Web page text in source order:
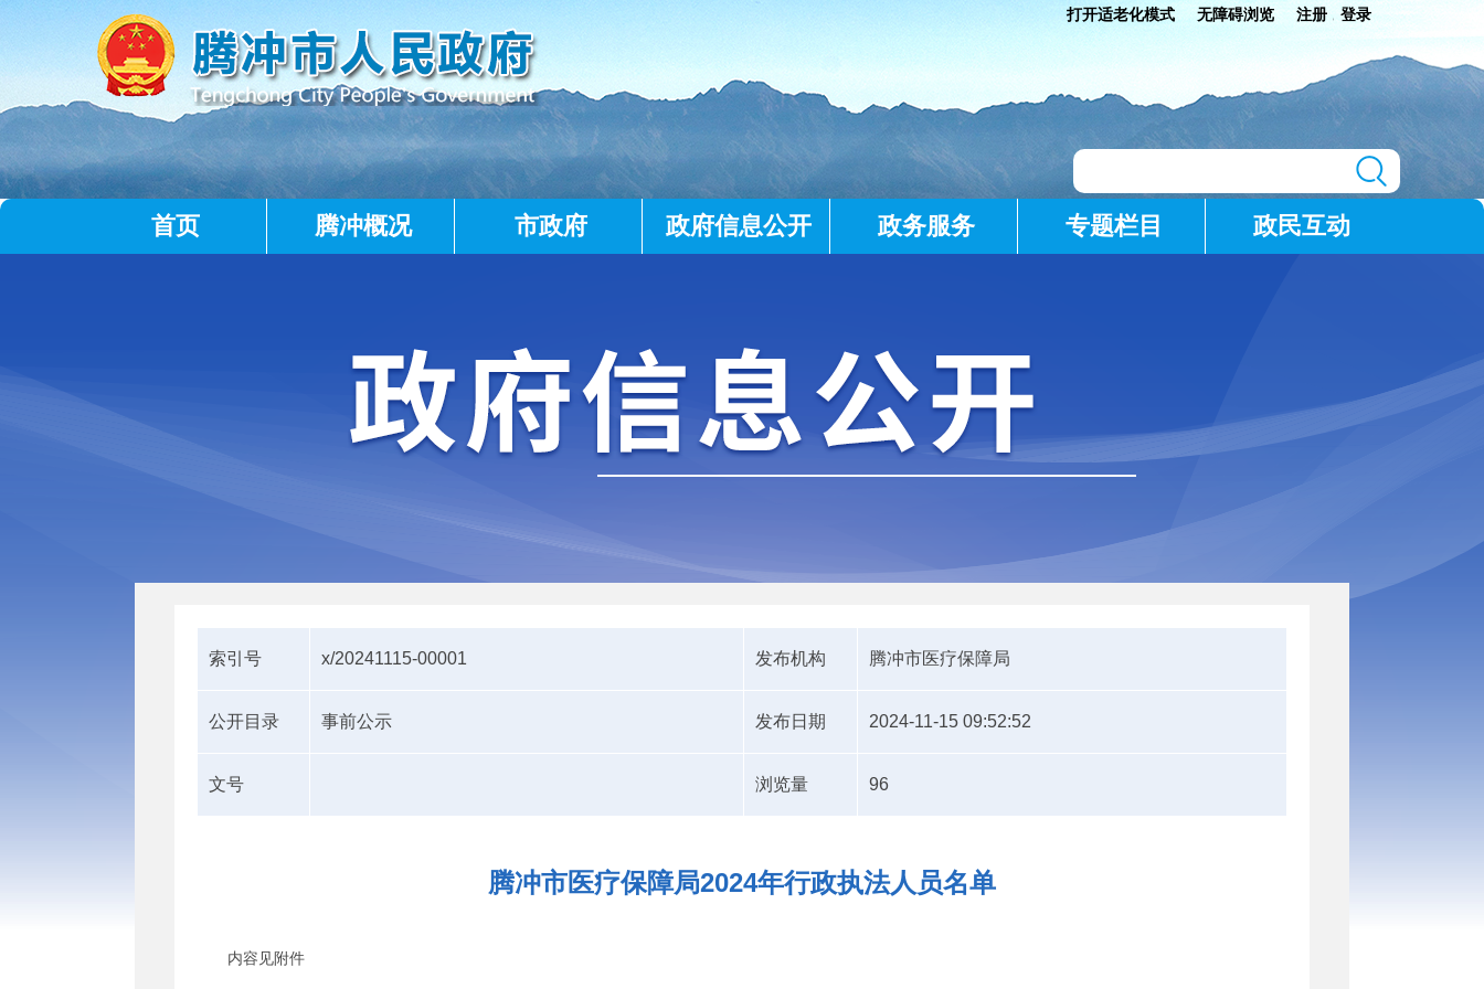
打开适老化模式 无障碍浏览 注册 登录
首页 腾冲概况 市政府 政府信息公开 政务服务 专题栏目 政民互动
索引号 x/20241115-00001 发布机构 腾冲市医疗保障局
公开目录 事前公示 发布日期 2024-11-15 09:52:52
文号 浏览量 96
腾冲市医疗保障局2024年行政执法人员名单
内容见附件